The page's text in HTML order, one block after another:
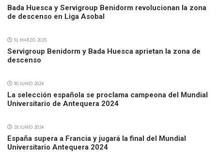
Bada Huesca y Servigroup Benidorm revolucionan la zona
de descenso en Liga Asobal
31 MARZO 2025
Servigroup Benidorm y Bada Huesca aprietan la zona de
descenso
30 JUNIO 2024
La selección española se proclama campeona del Mundial
Universitario de Antequera 2024
28 JUNIO 2024
España supera a Francia y jugará la final del Mundial
Universitario Antequera 2024